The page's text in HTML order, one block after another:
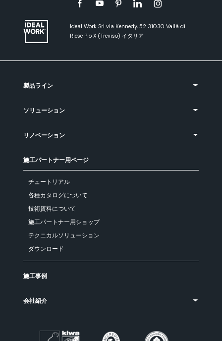
Ideal Work Srl via Kennedy, 52 31030 Vallà di
Riese Pio X (Treviso) イタリア
製品ライン
ソリューション
リノベーション
施工パートナー用ページ
チュートリアル
各種カタログについて
技術資料について
施工パートナー用ショップ
テクニカルソリューション
ダウンロード
施工事例
会社紹介